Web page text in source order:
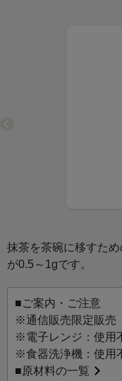
抹茶を茶碗に移すた
が0.5～1gです。
■ご案内・ご注意
※通信販売限定販売
※電子レンジ：使用
※食器洗浄機：使用
■原材料の一覧